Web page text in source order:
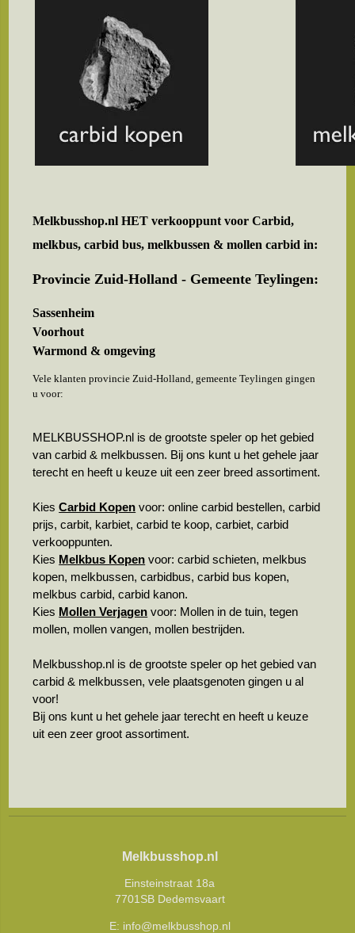
Melkbusshop.nl HET verkooppunt voorCarbid,
melkbus, carbid bus, melkbussen & mollen carbid in:
Provincie Zuid-Holland - Gemeente Teylingen:
Sassenheim
Voorhout
Warmond & omgeving
Vele klanten provincie Zuid-Holland, gemeente Teylingen gingen
u voor:
MELKBUSSHOP.nl is de grootste speler op het gebied
van carbid & melkbussen. Bij ons kunt u het gehele jaar
terecht en heeft u keuze uit een zeer breed assortiment.
KiesCarbid Kopen voor: online carbid bestellen, carbid
prijs, carbit, karbiet, carbid te koop, carbiet, carbid
verkooppunten.
Kies Melkbus Kopen voor: carbid schieten, melkbus
kopen, melkbussen, carbidbus, carbid bus kopen,
melkbus carbid, carbid kanon.
Kies Mollen Verjagen voor: Mollen in de tuin, tegen
mollen, mollen vangen, mollen bestrijden.
Melkbusshop.nl is de grootste speler op het gebied van
carbid & melkbussen, vele plaatsgenoten gingen u al
voor!
Bij ons kunt u het gehele jaar terecht en heeft u keuze
uit een zeer groot assortiment.
Melkbusshop.nl
Einsteinstraat 18a
7701SB Dedemsvaart
E: info@melkbusshop.nl